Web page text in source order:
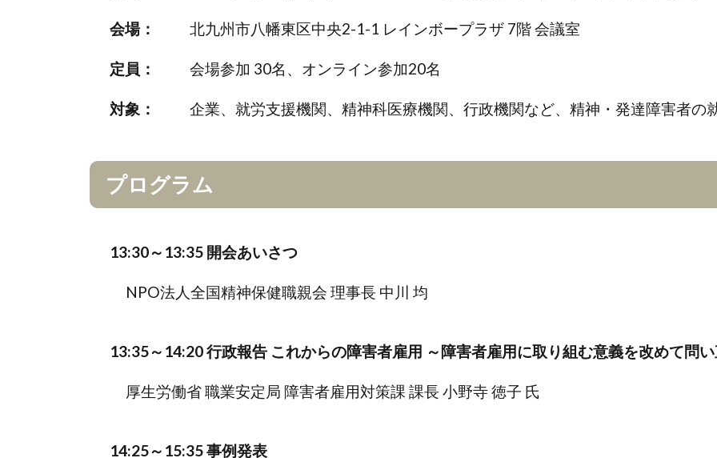
会場： 北九州市八幡東区中央2-1-1 レインボープラザ 7階 会議室
定員： 会場参加 30名、オンライン参加20名
対象： 企業、就労支援機関、精神科医療機関、行政機関など、精神・発達障害者の
プログラム
13:30～13:35 開会あいさつ
NPO法人全国精神保健職親会 理事長 中川 均
13:35～14:20 行政報告 これからの障害者雇用 ～障害者雇用に取り組む意義を改めて問
厚生労働省 職業安定局 障害者雇用対策課 課長 小野寺 徳子 氏
14:25～15:35 事例発表